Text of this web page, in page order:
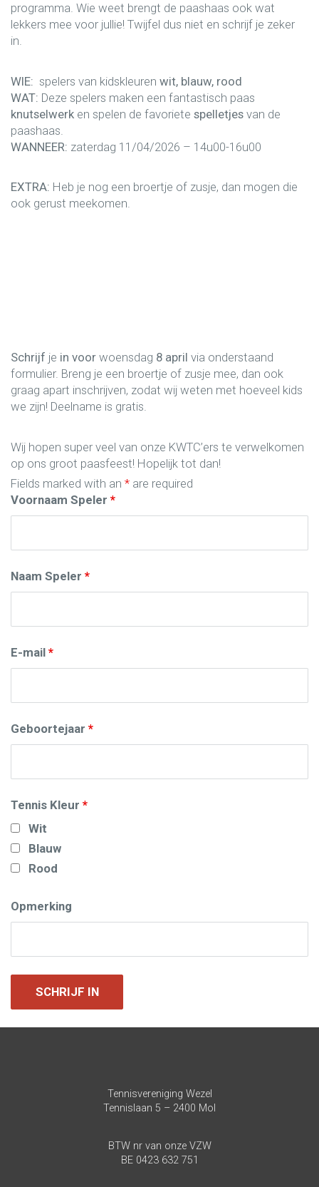
programma. Wie weet brengt de paashaas ook wat
lekkers mee voor jullie! Twijfel dus niet en schrijf je zeker
in.
WIE: spelers van kidskleuren wit, blauw, rood
WAT: Deze spelers maken een fantastisch paas
knutselwerk en spelen de favoriete spelletjes van de
paashaas.
WANNEER: zaterdag 11/04/2026 – 14u00-16u00
EXTRA: Heb je nog een broertje of zusje, dan mogen die
ook gerust meekomen.
Schrijf je in voor woensdag 8 april via onderstaand
formulier. Breng je een broertje of zusje mee, dan ook
graag apart inschrijven, zodat wij weten met hoeveel kids
we zijn! Deelname is gratis.
Wij hopen super veel van onze KWTC’ers te verwelkomen
op ons groot paasfeest! Hopelijk tot dan!
Fields marked with an * are required
Voornaam Speler *
Naam Speler *
E-mail *
Geboortejaar *
Tennis Kleur *
Wit
Blauw
Rood
Opmerking
Tennisvereniging Wezel
Tennislaan 5 – 2400 Mol
BTW nr van onze VZW
BE 0423 632 751